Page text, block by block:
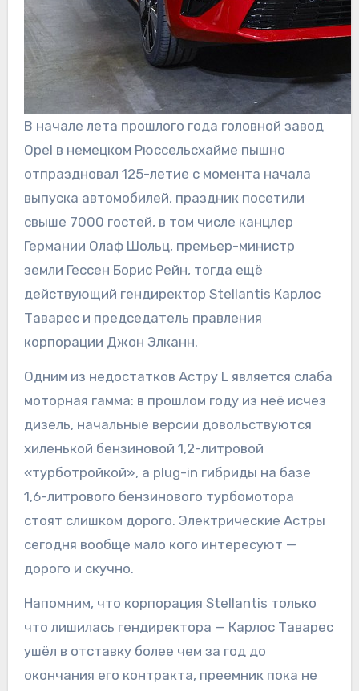
В начале лета прошлого года головной завод
Opel в немецком Рюссельсхайме пышно
отпраздновал 125-летие с момента начала
выпуска автомобилей, праздник посетили
свыше 7000 гостей, в том числе канцлер
Германии Олаф Шольц, премьер-министр
земли Гессен Борис Рейн, тогда ещё
действующий гендиректор Stellantis Карлос
Таварес и председатель правления
корпорации Джон Элканн.
Одним из недостатков Астру L является слаба
моторная гамма: в прошлом году из неё исчез
дизель, начальные версии довольствуются
хиленькой бензиновой 1,2-литровой
«турботройкой», а plug-in гибриды на базе
1,6-литрового бензинового турбомотора
стоят слишком дорого. Электрические Астры
сегодня вообще мало кого интересуют —
дорого и скучно.
Напомним, что корпорация Stellantis только
что лишилась гендиректора — Карлос Таварес
ушёл в отставку более чем за год до
окончания его контракта, преемник пока не